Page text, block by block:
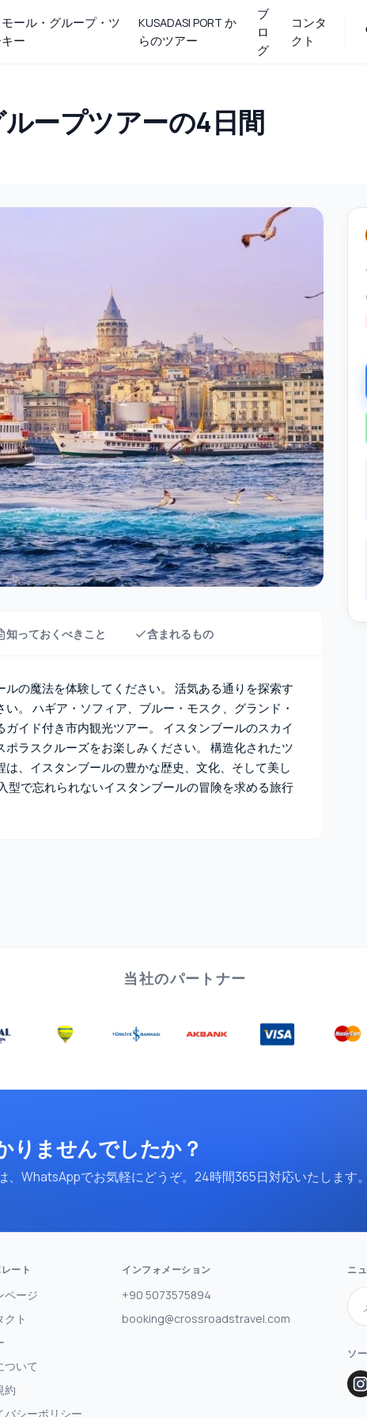
ール・グループ・ツ
ー
KUSADASI PORT か
らのツアー
ブ
ロ
グ
コンタ
クト
ープツアーの4日間
知っておくべきこと 含まれるもの
ルの魔法を体験してください。 活気ある通りを探索す
。 ハギア・ソフィア、ブルー・モスク、グランド・
イド付き市内観光ツアー。 イスタンブールのスカイ
ラスクルーズをお楽しみください。 構造化されたツ
、イスタンブールの豊かな歴史、文化、そして美し
型で忘れられないイスタンブールの冒険を求める旅行
当社のパートナー
りませんでしたか？
WhatsAppでお気軽にどうぞ。24時間365日対応いたします。
ート
ページ
クト
ついて
約
バシーポリシー
インフォメーション
+90 5073575894
booking@crossroadstravel.com
ニ
ソ